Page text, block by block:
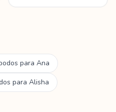
para Ana
para Alisha